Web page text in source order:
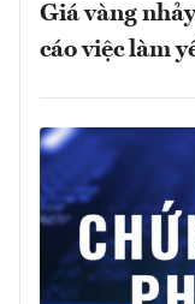
Giá vàng
cáo việc làm